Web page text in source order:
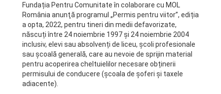
Fundația Pentru Comunitate în colaborare cu MOL
România anunţă programul „Permis pentru viitor”, ediția
a opta, 2022, pentru tineri din medii defavorizate,
născuți între 24 noiembrie 1997 și 24 noiembrie 2004
inclusiv, elevi sau absolvenți de liceu, școli profesionale
sau școală generală, care au nevoie de sprijin material
pentru acoperirea cheltuielilor necesare obținerii
permisului de conducere (școala de șoferi și taxele
adiacente).